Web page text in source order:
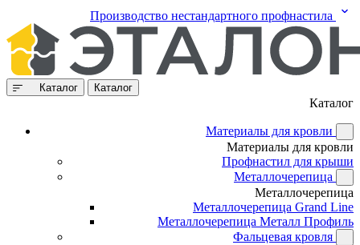
Производство нестандартного профнастила
Каталог Каталог
Каталог
Материалы для кровли
Материалы для кровли
Профнастил для крыши
Металлочерепица
Металлочерепица
Металлочерепица Grand Line
Металлочерепица Металл Профиль
Фальцевая кровля